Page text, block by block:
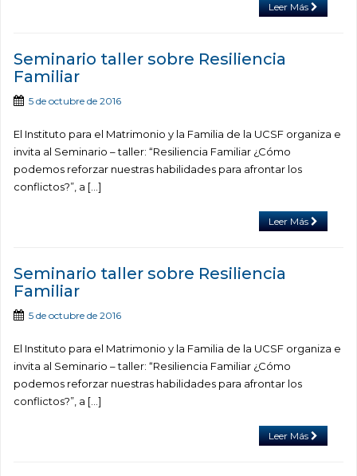
Leer Más
Seminario taller sobre Resiliencia
Familiar
5 de octubre de 2016
El Instituto para el Matrimonio y la Familia de la UCSF organiza e
invita al Seminario – taller: “Resiliencia Familiar ¿Cómo
podemos reforzar nuestras habilidades para afrontar los
conflictos?”, a […]
Leer Más
Seminario taller sobre Resiliencia
Familiar
5 de octubre de 2016
El Instituto para el Matrimonio y la Familia de la UCSF organiza e
invita al Seminario – taller: “Resiliencia Familiar ¿Cómo
podemos reforzar nuestras habilidades para afrontar los
conflictos?”, a […]
Leer Más